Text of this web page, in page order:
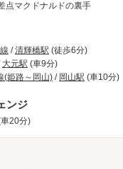
点マクドナルドの裏手
/清輝橋駅 (徒歩6分)
大元駅 (車9分)
(姫路～岡山) / 岡山駅 (車10分)
ンジ
20分)